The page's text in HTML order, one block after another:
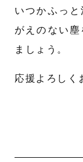
いつかふっ
がえのない
ましょう。
応援よろしく